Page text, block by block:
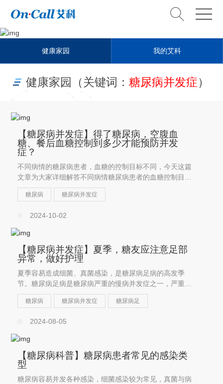
Health steward
健康管家
健康家园 我的艾科
健康家园（关键词：糖尿病并发症）
【糖尿病并发症】得了糖尿病，空腹血
糖、餐后血糖控制到多少才能预防并发
症？
不同病情的糖尿病患者，血糖的控制目标不同，今天这篇
文章为大家详细解答不同病情糖尿病患者的血糖控制目
标。
糖尿病 糖尿病并发症
2024-10-02
【糖尿病并发症】夏季，糖友应注意足部
异常，做好护理
夏季容易造成细菌、真菌感染，是糖尿病足病的高发季
节。糖尿病足病是糖尿病严重的慢病并发症之一，严重者
可以导致截肢和死亡，预防和治疗足溃疡可以明显降低截
肢率和死亡率。
糖尿病 糖尿病并发症 糖尿病足
2024-08-05
【糖尿病科普】糖尿病患者常见的感染类
型
糖尿病容易并发各种感染，细菌感染较为常见，真菌与病